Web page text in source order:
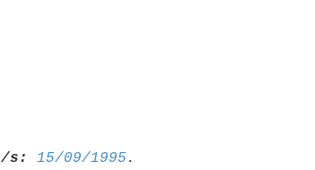
s: 15/09/1995